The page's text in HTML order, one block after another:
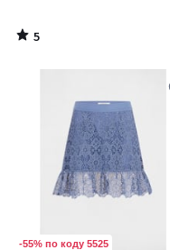
5
/
-55% по коду 5525